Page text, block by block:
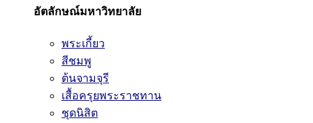
อัตลักษณ์มหาวิทยาลัย
พระเกี้ยว
สีชมพู
ต้นจามจุรี
เสื้อครุยพระราชทาน
ชุดนิสิต